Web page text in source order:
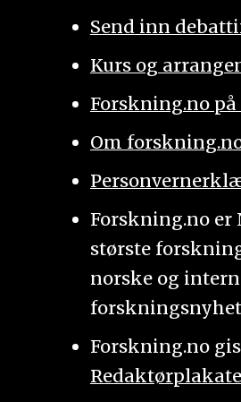
Send inn
Kurs og
Forskning.no på
Om
Forskning.no er
største
norske og
Forskning.no